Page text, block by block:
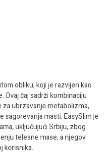
obliku, koji je razvijen kao
Ovaj čaj sadrži kombinaciju
ubrzavanje metabolizma,
sagorevanja masti. EasySlim je
uključujući Srbiju, zbog
telesne mase, a njegov
korisnika.